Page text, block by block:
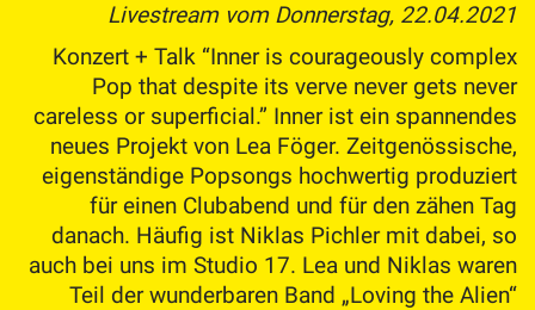
Livestream vom Donnerstag, 22.04.2021
Konzert + Talk “Inner is courageously complex
Pop that despite its verve never gets never
careless or superficial.” Inner ist ein spannendes
neues Projekt von Lea Föger. Zeitgenössische,
eigenständige Popsongs hochwertig produziert
für einen Clubabend und für den zähen Tag
danach. Häufig ist Niklas Pichler mit dabei, so
auch bei uns im Studio 17. Lea und Niklas waren
Teil der wunderbaren Band „Loving the Alien“